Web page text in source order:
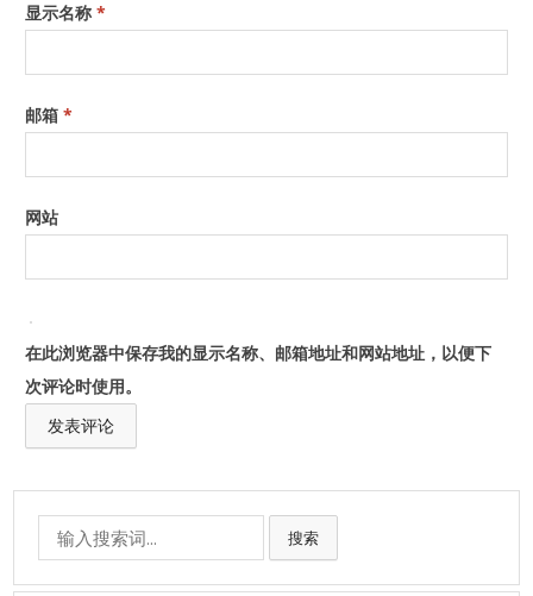
显示名称*
邮箱*
网站
在此浏览器中保存我的显示名称、邮箱地址和网站地址，以便下
次评论时使用。
Search
for:
搜索